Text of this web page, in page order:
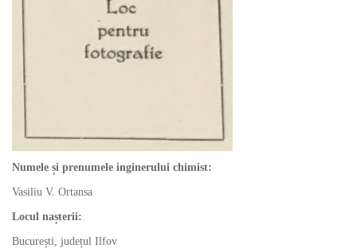
Numele și prenumele inginerului chimist:
Vasiliu V. Ortansa
Locul nașterii:
București, județul Ilfov